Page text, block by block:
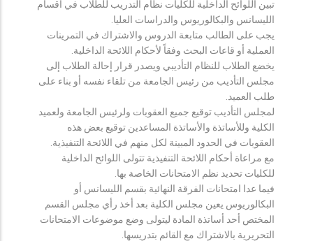
تبين اللوائح الداخلية للكليات نظام التدريب للطلاب في أقسام
الليسانس والبكالوريوس والدراسات العليا.
يجب على الطالب متابعة الدروس والاشتراك في التمرينات
العملية أو قاعات البحث وفقاً لأحكام اللائحة الداخلية.
يخضع الطلاب للنظام التأديبي ويصدر قرار إحالة الطلاب إلى
مجلس التأديب من رئيس الجامعة من تلقاء نفسه أو بناء على
طلب العميد.
لمجلس التأديب توقيع جميع العقوبات ولرئيس الجامعة ولعميد
الكلية وللأساتذة والأساتذة المساعدين توقيع بعض هذه
العقوبات في الحدود المبينة لكل منهم في اللائحة التنفيذية.
مع مراعاة أحكام اللائحة التنفيذية تتولى اللوائح الداخلية
للكليات تحديد نظم الامتحانات الخاصة بها.
فيما عدا امتحانات الفرقة النهائية بقسم الليسانس أو
البكالوريوس يعين مجلس الكلية بعد أخذ رأي مجلس القسم
المختص أحد أساتذة المادة ليتولى وضع موضوعات الامتحانات
التحريرية بالاشتراك مع القائم بتدريسها.